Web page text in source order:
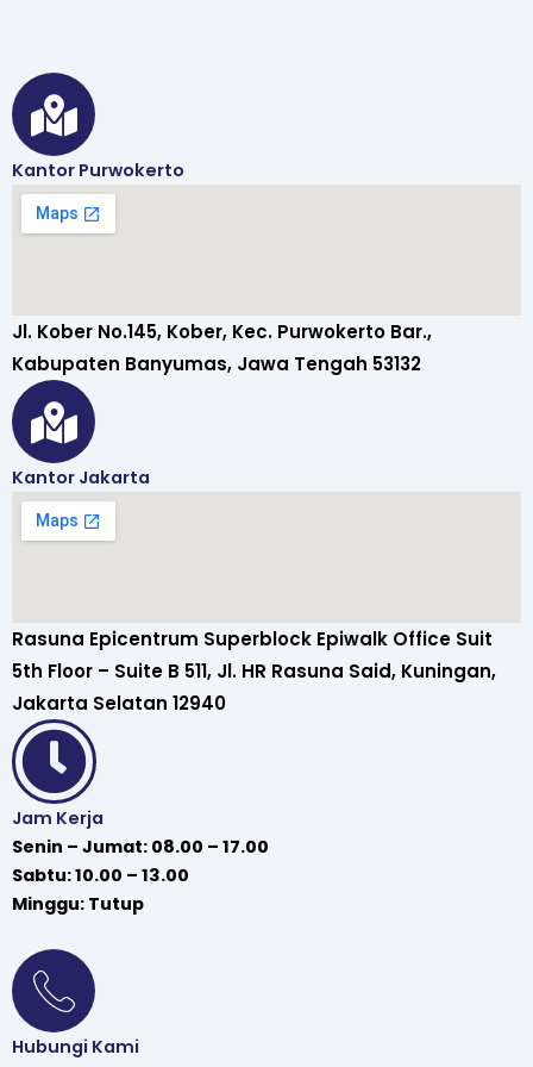
Kantor Purwokerto
Jl. Kober No.145, Kober, Kec. Purwokerto Bar.,
Kabupaten Banyumas, Jawa Tengah 53132
Kantor Jakarta
Rasuna Epicentrum Superblock Epiwalk Office Suit
5th Floor – Suite B 511, Jl. HR Rasuna Said, Kuningan,
Jakarta Selatan 12940
Jam Kerja
Senin – Jumat: 08.00 – 17.00
Sabtu: 10.00 – 13.00
Minggu: Tutup
Hubungi Kami